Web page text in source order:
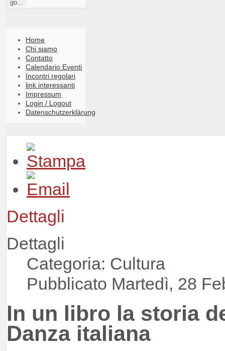
Home
Chi siamo
Contatto
Calendario Eventi
Incontri regolari
link interessanti
Impressum
Login / Logout
Datenschutzerklärung
Dettagli
Dettagli
Categoria: Cultura
Pubblicato Martedì, 28
In un libro la storia
Danza italiana